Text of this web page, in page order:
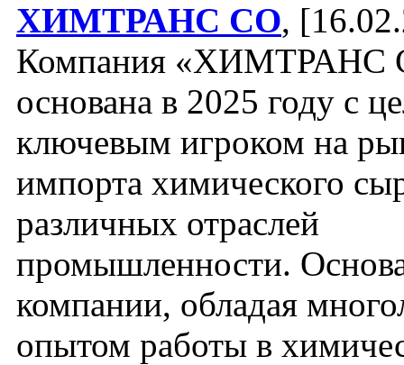
ХИМТРАНС СО,
Компания «ХИМТРАНС
основана в 2025 году с
ключевым игроком на
импорта химического
различных отраслей
промышленности.
компании, обладая
опытом работы в